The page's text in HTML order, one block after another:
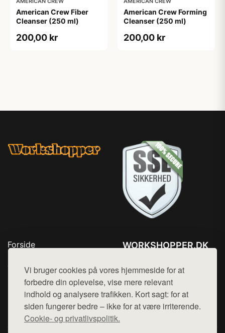
Vi bruger cookies på vores hjemmeside for at
forbedre din oplevelse, vise mere relevant
indhold og analysere trafikken. Kort sagt: for at
siden fungerer bedre – ikke for at være irriterende.
Cookie- og privatlivspolitik.
American Crew Fiber
Cleanser (250 ml)
200,00 kr
American Crew Forming
Cleanser (250 ml)
200,00 kr
Forside
Top Rabatter
Kontakt
WORKSHOPPER.DK
Mail: hej@want.dk
Cookie- og privatlivspolitik